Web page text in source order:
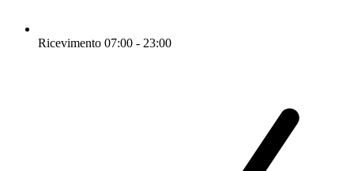
Ricevimento 07:00 - 23:00